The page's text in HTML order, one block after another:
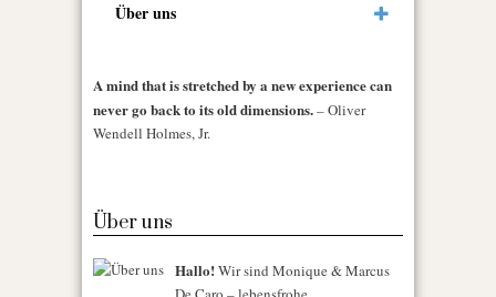
Über uns
A mind that is stretched by a new experience can
never go back to its old dimensions.– Oliver
Wendell Holmes, Jr.
Über uns
Hallo!Wir sind Monique & Marcus